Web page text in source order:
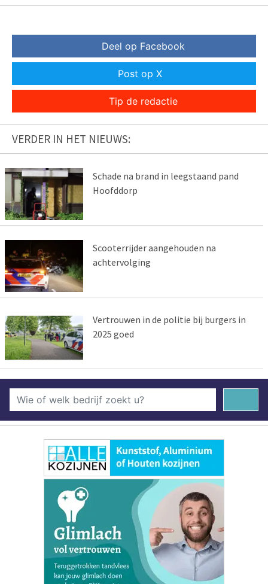
Deel op Facebook
Post op X
Tip de redactie
VERDER IN HET NIEUWS:
Schade na brand in leegstaand pand
Hoofddorp
Scooterrijder aangehouden na
achtervolging
Vertrouwen in de politie bij burgers in
2025 goed